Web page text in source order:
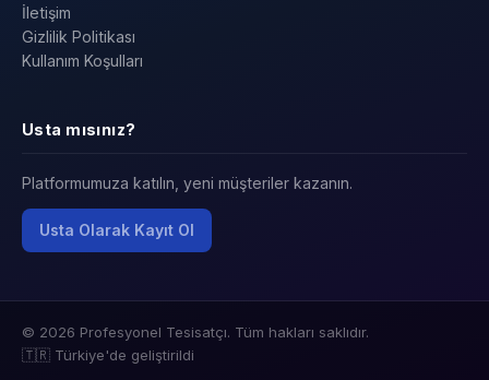
İletişim
Gizlilik Politikası
Kullanım Koşulları
Usta mısınız?
Platformumuza katılın, yeni müşteriler kazanın.
Usta Olarak Kayıt Ol
© 2026 Profesyonel Tesisatçı. Tüm hakları saklıdır.
🇹🇷 Türkiye'de geliştirildi